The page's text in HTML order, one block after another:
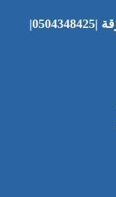
شركة مكافحة حشرات في الشارقة |0504348425|